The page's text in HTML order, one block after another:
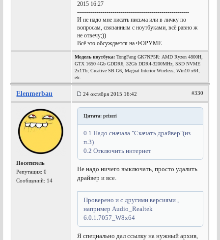
2015 16:27
---------------------------------------------------------
И не надо мне писать письма или в личку по
вопросам, связанным с ноутбуками, всё равно ж
не отвечу;))
Всё это обсуждается на ФОРУМЕ.
Модель ноутбука: TongFang GK7NP5R: AMD Ryzen 4800H,
GTX 1650 4Gb GDDR6, 32Gb DDR4-3200MHz, SSD NVME
2x1Tb; Creative SB G6, Magnat Interior Wireless, Win10 x64,
etc.
Elenmerbau 24 октября 2015 16:42 #330
Посетитель
Репутация:0
Сообщений: 14
Цитата: prizeri
0.1 Надо сначала "Скачать драйвер"(из
п.3)
0.2 Отключить интернет
Не надо ничего выключать, просто удалить
драйвер и все.
Проверено и с другими версиями ,
например Audio_Realtek
6.0.1.7057_W8x64
Я специально дал ссылку на нужный архив,